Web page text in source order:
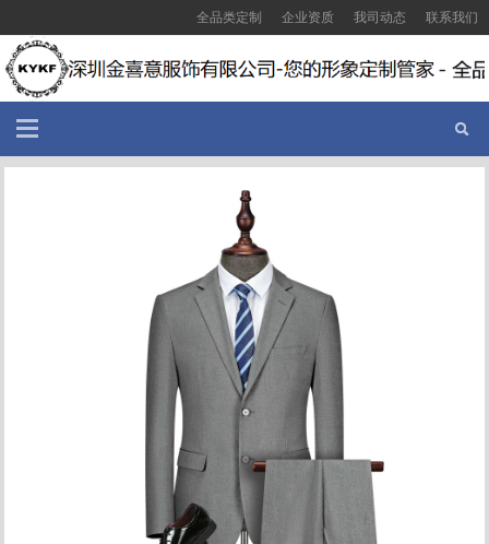
全品类定制 企业资质 我司动态 联系我们